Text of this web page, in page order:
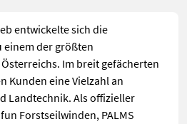
am Wochenende mal
sich sogar außerhalb der
Zeit genommen
entwickelte sich die
einem der größten
Im breit gefächerten
Kunden eine Vielzahl an
Landtechnik. Als offizieller
Forstseilwinden, PALMS